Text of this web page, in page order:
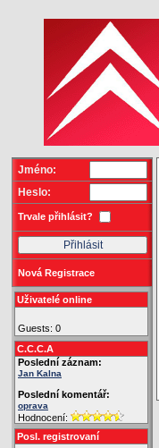
Jméno:
Heslo:
Trvale přihlásit?
Nová Registrace
Uživatelé online
Guests: 0
C.C.C.A
Poslední záznam:
Jan Kalna
Poslední komentář:
oprava
Hodnocení:
Posl. registrovaní